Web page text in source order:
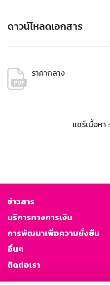
ดาวน์โหลดเอกสาร
ราคากลาง
แชร์เนื้อหา :
ข่าวสาร
บริการทางการเงิน
การพัฒนาเพื่อความยั่งยืน
อื่นๆ
ติดต่อเรา